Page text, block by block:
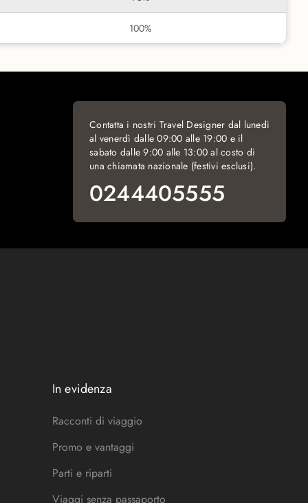
100%
Contatta i nostri Travel Designer dal lunedì
al venerdì dalle 09:00 alle 19:00 e il
sabato dalle 9:00 alle 13:00 al costo di
una chiamata nazionale (festivi esclusi).
0244405555
In evidenza
Racconti di viaggio
Promo e vantaggi
Parti e riparti
Viaggi senza passaporto